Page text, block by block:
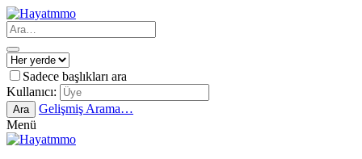
Sadece başlıkları ara
Kullanıcı:
Ara
Gelişmiş Arama…
Menü